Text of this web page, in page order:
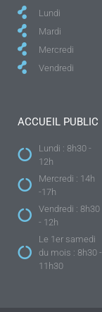
Lundi
Mardi
Mercredi
Vendredi
ACCUEIL PUBLIC
Lundi : 8h30 -
12h
Mercredi : 14h
-17h
Vendredi : 8h30
- 12h
Le 1er samedi
du mois : 8h30 -
11h30